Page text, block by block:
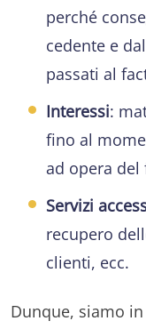
perché
cedente e
passati al
Interessi:
fino al
ad opera del
Servizi
recupero
clienti, ecc.
Dunque, siamo